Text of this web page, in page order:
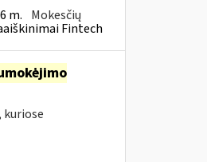
m. Mokesčių
Fintech